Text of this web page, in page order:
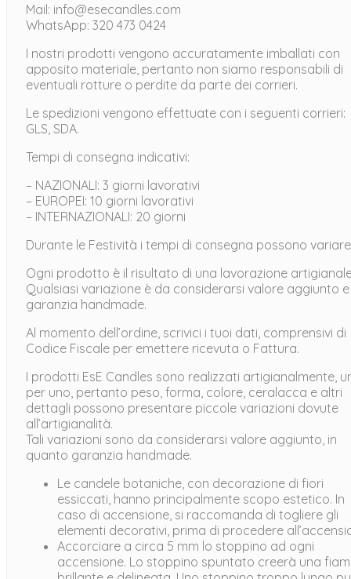
Mail: info@esecandles.com
WhatsApp: 320 473 0424
I nostri prodotti vengono accuratamente imballati con
apposito materiale, pertanto non siamo responsabili di
eventuali rotture o perdite da parte dei corrieri.
Le spedizioni vengono effettuate con i seguenti corrieri:
GLS, SDA.
Tempi di consegna indicativi:
– NAZIONALI: 3 giorni lavorativi
– EUROPEI: 10 giorni lavorativi
– INTERNAZIONALI: 20 giorni
Durante le Festività i tempi di consegna possono
Ogni prodotto è il risultato di una lavorazione
Qualsiasi variazione è da considerarsi valore aggiunto e
garanzia handmade.
Al momento dell’ordine, scrivici i tuoi dati, comprensivi di
Codice Fiscale per emettere ricevuta o Fattura.
I prodotti EsE Candles sono realizzati artigianalmente,
per uno, pertanto peso, forma, colore, ceralacca e altri
dettagli possono presentare piccole variazioni dovute
all’artigianalità.
Tali variazioni sono da considerarsi valore aggiunto, in
quanto garanzia handmade.
Le candele botaniche, con decorazione di fiori
essiccati, hanno principalmente scopo estetico. In
caso di accensione, si raccomanda di togliere gli
elementi decorativi, prima di procedere
Accorciare a circa 5 mm lo stoppino ad ogni
accensione. Lo stoppino spuntato creerà una